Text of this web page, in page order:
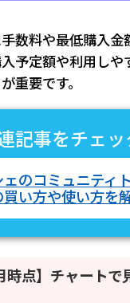
数料や最低購入金
予定額や利用しや
重要です。
記事をチェッ
のコミュニティ
い方や使い方を
時点】チャートで